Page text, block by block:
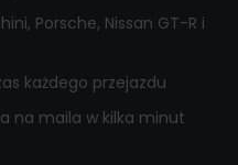
Porsche, Nissan GT-R i
każdego przejazdu
na maila w kilka minut